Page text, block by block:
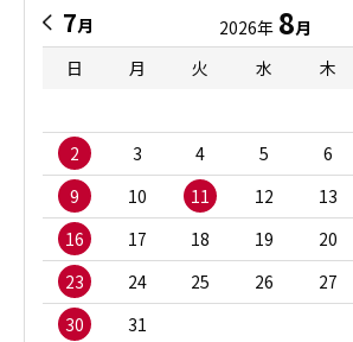
7月 2026年 8月
日
月 火 水 木
2
3 4 5 6
9
10 11 12 13
16
17 18 19 20
23
24 25 26 27
30
31